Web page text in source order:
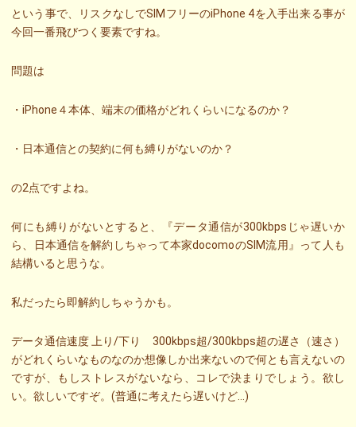
という事で、リスクなしでSIMフリーのiPhone 4を入手出来る事が
今回一番飛びつく要素ですね。
問題は
・iPhone４本体、端末の価格がどれくらいになるのか？
・日本通信との契約に何も縛りがないのか？
の2点ですよね。
何にも縛りがないとすると、『データ通信が300kbpsじゃ遅いか
ら、日本通信を解約しちゃって本家docomoのSIM流用』って人も
結構いると思うな。
私だったら即解約しちゃうかも。
データ通信速度 上り/下り 300kbps超/300kbps超の遅さ（速さ）
がどれくらいなものなのか想像しか出来ないので何とも言えないの
ですが、もしストレスがないなら、コレで決まりでしょう。欲し
い。欲しいですぞ。(普通に考えたら遅いけど…)